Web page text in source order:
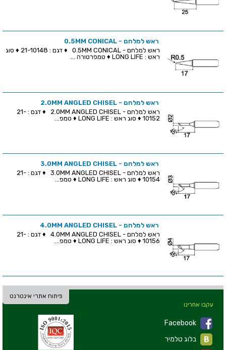
ראש למלחם - 0.5MM CONICAL
ראש למלחם - 0.5MM CONICAL ♦ דגם : 21-10148 ♦ סוג
ראש : LONG LIFE ♦ טמפרטורה ...
ראש למלחם - 2.0MM ANGLED CHISEL
ראש למלחם - 2.0MM ANGLED CHISEL ♦ דגם : 21-
10152 ♦ סוג ראש : LONG LIFE ♦ טמפ...
ראש למלחם - 3.0MM ANGLED CHISEL
ראש למלחם - 3.0MM ANGLED CHISEL ♦ דגם : 21-
10154 ♦ סוג ראש : LONG LIFE ♦ טמפ...
ראש למלחם - 4.0MM ANGLED CHISEL
ראש למלחם - 4.0MM ANGLED CHISEL ♦ דגם : 21-
10156 ♦ סוג ראש : LONG LIFE ♦ טמפ...
פיתוח אתרי אינטרנט
עקבו אחרינו
Facebook